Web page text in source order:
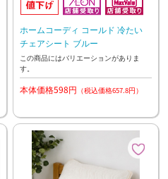
ホームコーディ コールド 冷たい
チェアシート ブルー
この商品にはバリエーションがありま
す。
本体価格598円 （税込価格657.8円）